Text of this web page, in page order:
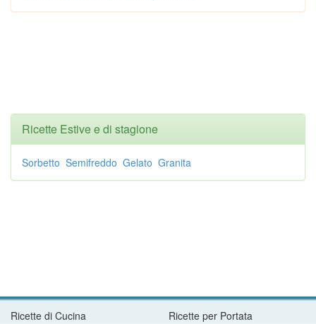
Ricette Estive e di stagione
Sorbetto Semifreddo Gelato Granita
Ricette di Cucina
Ricette per Portata